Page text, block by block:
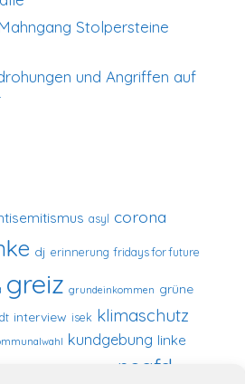
Stolpersteine
und Angriffen auf
asyl corona
dj erinnerung fridays for future
greiz grundeinkommen grüne
interview isek klimaschutz
kundgebung linke
noafd